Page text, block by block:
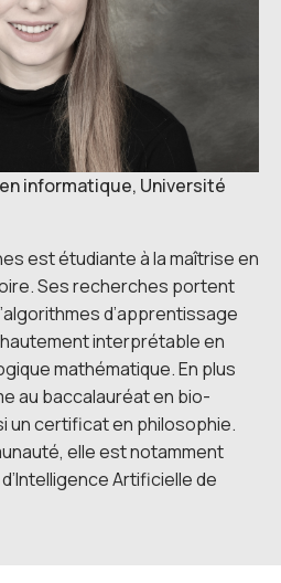
informatique, Université
est étudiante à la maîtrise en
Ses recherches portent
d’apprentissage
interprétable en
mathématique. En plus
au baccalauréat en bio-
un certificat en philosophie.
elle est notamment
Artificielle de